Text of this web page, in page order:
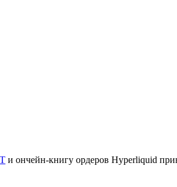
и ончейн-книгу ордеров Hyperliquid